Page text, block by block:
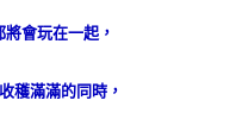
會玩在一起，
穫滿滿的同時，